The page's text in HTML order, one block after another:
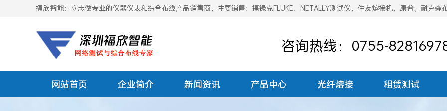
福欣智能：立志做专业的仪器仪表和综合布线产品销售商，主要销售：福禄克FLUKE、NETALLY测试仪，住友熔接机，康普、耐克森布
咨询热线：0755-
网站首页 企业简介 新闻资讯 产品中心 光纤熔接 租赁测试